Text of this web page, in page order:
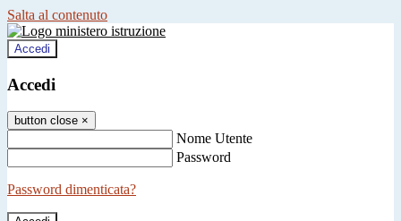
Salta al contenuto
Accedi
Accedi
button close ×
Nome Utente
Password
Password dimenticata?